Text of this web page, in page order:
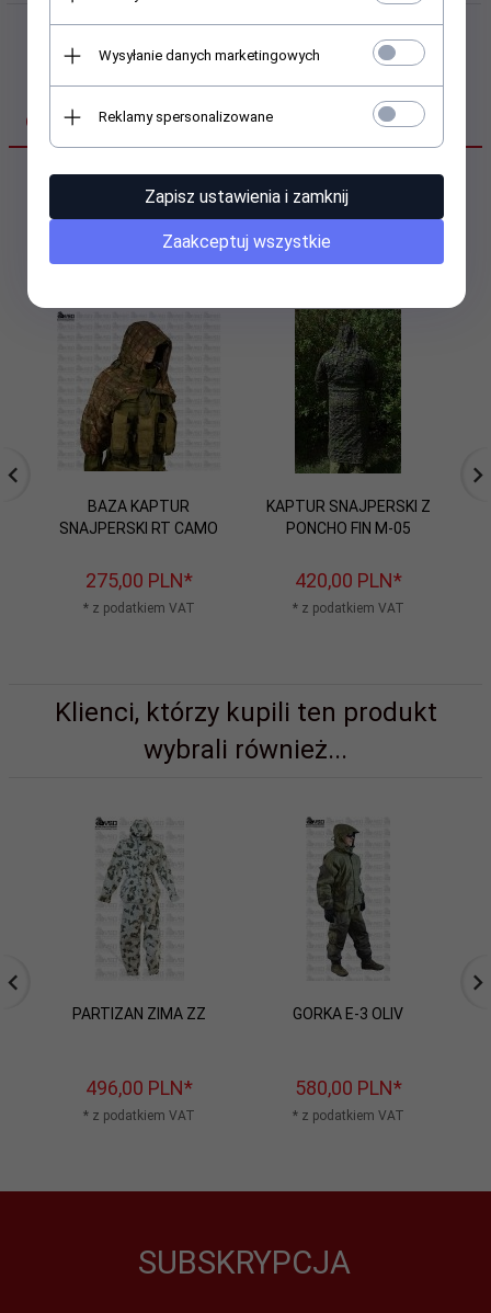
OPINIE KLIENTÓW
Polecamy
BAZA KAPTUR
SNAJPERSKI RT CAMO
275,00 PLN*
* z podatkiem VAT
KAPTUR SNAJPERSKI Z
PONCHO FIN M-05
420,00 PLN*
* z podatkiem VAT
Klienci, którzy kupili ten produkt
wybrali również...
PARTIZAN ZIMA ZZ
496,00 PLN*
* z podatkiem VAT
GORKA E-3 OLIV
580,00 PLN*
* z podatkiem VAT
SUBSKRYPCJA
Wysyłanie danych marketingowych
Reklamy spersonalizowane
Zapisz ustawienia i zamknij
Zaakceptuj wszystkie